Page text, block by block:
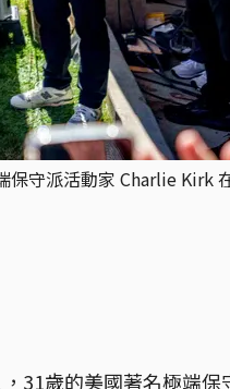
守派活動家 Charlie
31歲的美國著名極端